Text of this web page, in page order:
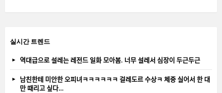
실시간 트렌드
역대급으로 설레는 레전드 일화 모아봄. 너무 설레서 심장이 두근두근
남친한테 미안한 오피녀ㅋㅋㅋㅋㅋㅋ 걸레도르 수상ㅋ 체중 실어서 한 대
만 때리고 싶다…